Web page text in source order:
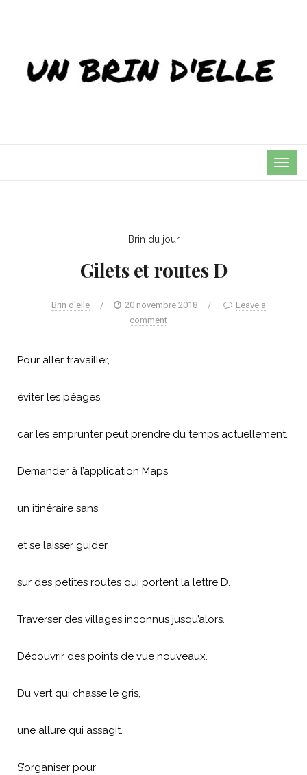
Brin du jour
Gilets et routes D
Brin d'elle / 20 novembre 2018 /
Leave a
comment
Pour aller travailler,
éviter les péages,
car les emprunter peut prendre du temps actuellement.
Demander à l’application Maps
un itinéraire sans
et se laisser guider
sur des petites routes qui portent la lettre D.
Traverser des villages inconnus jusqu’alors.
Découvrir des points de vue nouveaux.
Du vert qui chasse le gris,
une allure qui assagit.
S’organiser pour